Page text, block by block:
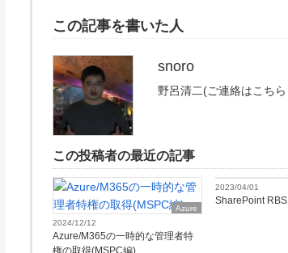
この記事を書いた人
snoro
野呂清二(ご連絡はこち
この投稿者の最近の記事
Azure
2024/12/12
Azure/M365の一時的な管理者特
権の取得(MSPC編)
2023/04/01
SharePoint